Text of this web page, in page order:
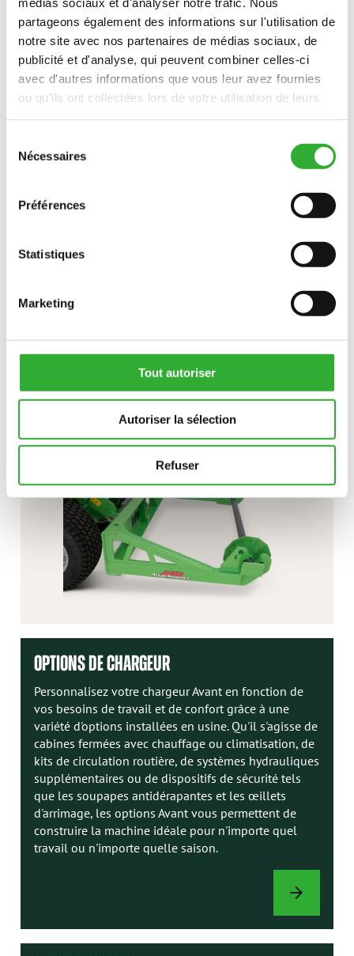
partageons également des informations sur l'utilisation de
notre site avec nos partenaires de médias sociaux, de
publicité et d'analyse, qui peuvent combiner celles-ci
avec d'autres informations que vous leur avez fournies
ou qu'ils ont collectées lors de votre utilisation de leurs
Nécessaires
Préférences
Statistiques
Marketing
Tout autoriser
Autoriser la sélection
Refuser
CONTACTEZ-NOUS
OPTIONS DE CHARGEUR
Personnalisez votre chargeur Avant en fonction de
vos besoins de travail et de confort grâce à une
variété d'options installées en usine. Qu'il s'agisse de
cabines fermées avec chauffage ou climatisation, de
kits de circulation routière, de systèmes hydrauliques
supplémentaires ou de dispositifs de sécurité tels
que les soupapes antidérapantes et les œillets
d'arrimage, les options Avant vous permettent de
construire la machine idéale pour n'importe quel
travail ou n'importe quelle saison.
OPTIONS
CHARGEUR